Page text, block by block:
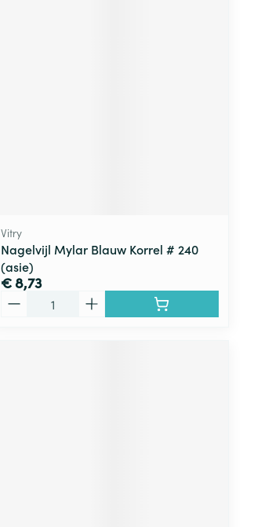
Vitry
Nagelvijl Mylar Blauw Korrel # 240
(asie)
€ 8,73